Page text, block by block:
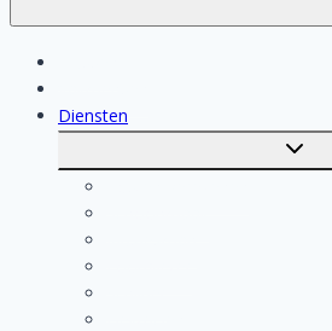
Diensten
Toggle